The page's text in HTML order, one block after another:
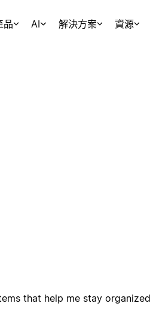
品 AI 解決方案 資源
that help me stay organized